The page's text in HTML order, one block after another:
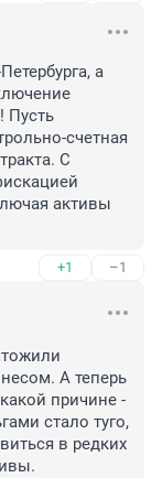
а
Пусть
счетная
С
активы
+1 –1
А теперь
причине -
стало туго,
в редких